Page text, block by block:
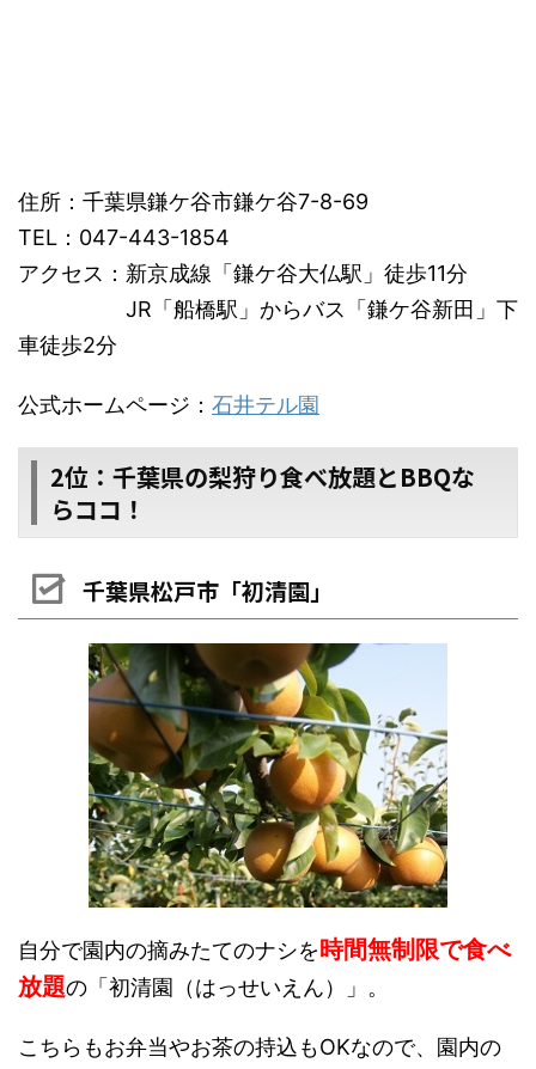
住所：千葉県鎌ケ谷市鎌ケ谷7-8-69
TEL：047-443-1854
アクセス：新京成線「鎌ケ谷大仏駅」徒歩11分
JR「船橋駅」からバス「鎌ケ谷新田」下
車徒歩2分
公式ホームページ： 石井テル園
2位：千葉県の梨狩り食べ放題とBBQな
らココ！
千葉県松戸市「初清園」
自分で園内の摘みたてのナシを時間無制限で食べ
放題の「初清園（はっせいえん）」。
こちらもお弁当やお茶の持込もOKなので、園内の